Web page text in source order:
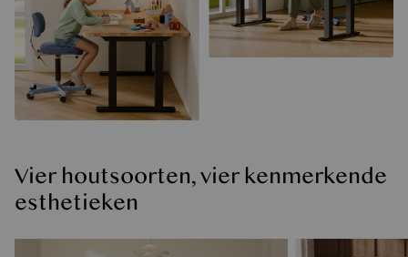
Vier houtsoorten, vier kenmerkende
esthetieken